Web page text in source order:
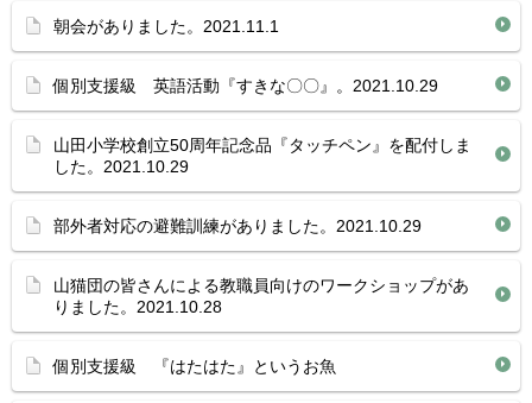
朝会がありました。2021.11.1
個別支援級 英語活動『すきな〇〇』。2021.10.29
山田小学校創立50周年記念品『タッチペン』を配付しま
した。2021.10.29
部外者対応の避難訓練がありました。2021.10.29
山猫団の皆さんによる教職員向けのワークショップがあ
りました。2021.10.28
個別支援級 『はたはた』というお魚